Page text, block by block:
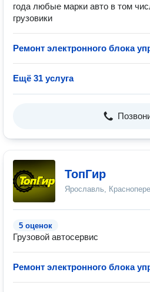
года любые марки авто в том
грузовики
Ремонт электронного блока
Ещё 31 услуга
ТопГир
Ярославль,
5 оценок
Грузовой автосервис
Ремонт электронного блока